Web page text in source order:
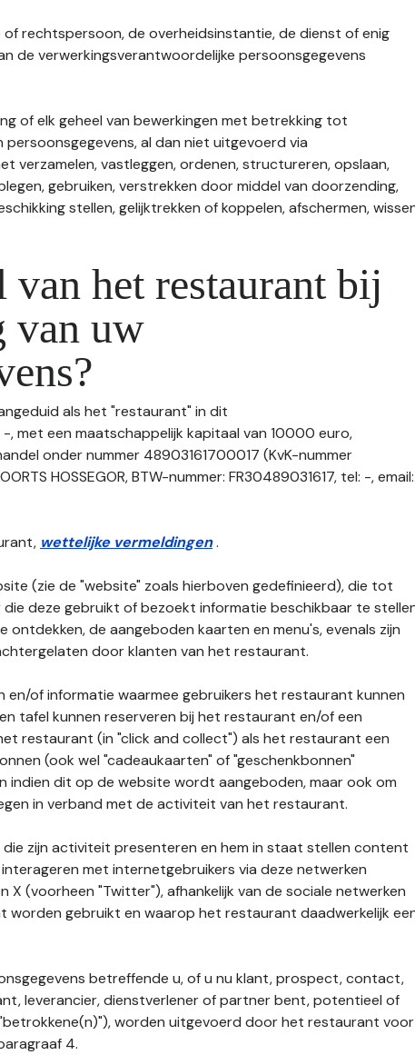
rechtspersoon, de overheidsinstantie, de dienst of enig
de verwerkingsverantwoordelijke persoonsgegevens
of elk geheel van bewerkingen met betrekking tot
al dan niet uitgevoerd via
verzamelen, vastleggen, ordenen, structureren, opslaan,
gebruiken, verstrekken door middel van doorzending,
stellen, gelijktrekken of koppelen, afschermen,
van het restaurant bij
van uw
als het "restaurant" in dit
, met een maatschappelijk kapitaal van 10000 euro,
onder nummer 48903161700017 (KvK-nummer
HOSSEGOR, BTW-nummer: FR30489031617, tel: -, email:
wettelijke vermeldingen.
(zie de "website" zoals hierboven gedefinieerd), die tot
deze gebruikt of bezoekt informatie beschikbaar te
de aangeboden kaarten en menu's, evenals zijn
door klanten van het restaurant.
of informatie waarmee gebruikers het restaurant kunnen
tafel kunnen reserveren bij het restaurant en/of een
restaurant (in "click and collect") als het restaurant een
(ook wel "cadeaukaarten" of "geschenkbonnen"
indien dit op de website wordt aangeboden, maar ook om
in verband met de activiteit van het restaurant.
zijn activiteit presenteren en hem in staat stellen content
met internetgebruikers via deze netwerken
X (voorheen "Twitter"), afhankelijk van de sociale netwerken
worden gebruikt en waarop het restaurant daadwerkelijk
betreffende u, of u nu klant, prospect, contact,
leverancier, dienstverlener of partner bent, potentieel of
worden uitgevoerd door het restaurant voor
4.